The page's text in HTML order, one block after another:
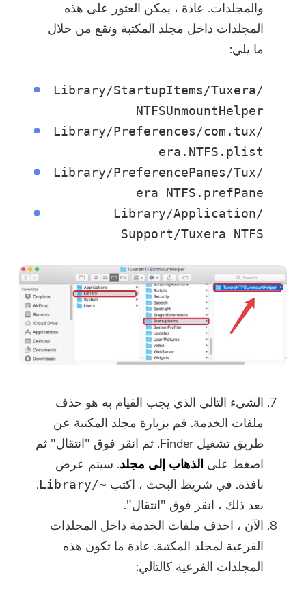
والمجلدات. عادة ، يمكن العثور على هذه
المجلدات داخل مجلد المكتبة وتقع من خلال
ما يلي:
/Library/StartupItems/Tuxera
NTFSUnmountHelper
/Library/Preferences/com.tux
era.NTFS.plist
/Library/PreferencePanes/Tux
era NTFS.prefPane
/Library/Application
Support/Tuxera NTFS
الشيء التالي الذي يجب القيام به هو حذف
ملفات الخدمة. قم بزيارة مجلد المكتبة عن
طريق تشغيل Finder. ثم انقر فوق "انتقال" ثم
اضغط على الذهاب إلى مجلد. سيتم عرض
نافذة. في شريط البحث ، اكتب ~/Library
.
بعد ذلك ، انقر فوق "انتقال".
الآن ، احذف ملفات الخدمة داخل المجلدات
الفرعية لمجلد المكتبة. عادة ما تكون هذه
المجلدات الفرعية كالتالي: